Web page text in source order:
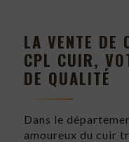
LA VENTE DE
CPL CUIR,
DE QUALITÉ
Dans le
amoureux du cuir